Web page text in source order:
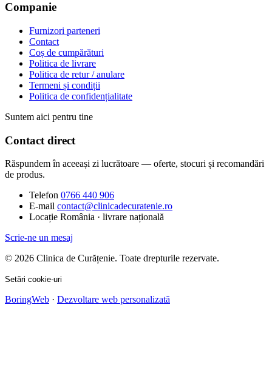
Companie
Furnizori parteneri
Contact
Coș de cumpărături
Politica de livrare
Politica de retur / anulare
Termeni și condiții
Politica de confidențialitate
Suntem aici pentru tine
Contact direct
Răspundem în aceeași zi lucrătoare — oferte, stocuri și recomandări
de produs.
Telefon 0766 440 906
E-mail contact@clinicadecuratenie.ro
Locație România · livrare națională
Scrie-ne un mesaj
© 2026 Clinica de Curățenie. Toate drepturile rezervate.
Setări cookie-uri
BoringWeb · Dezvoltare web personalizată